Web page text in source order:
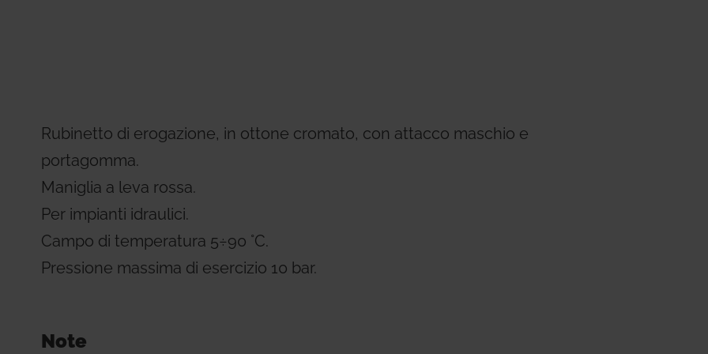
Rubinetto di erogazione, in ottone cromato, con attacco maschio e
portagomma.
Maniglia a leva rossa.
Per impianti idraulici.
Campo di temperatura 5÷90 °C.
Pressione massima di esercizio 10 bar.
Note